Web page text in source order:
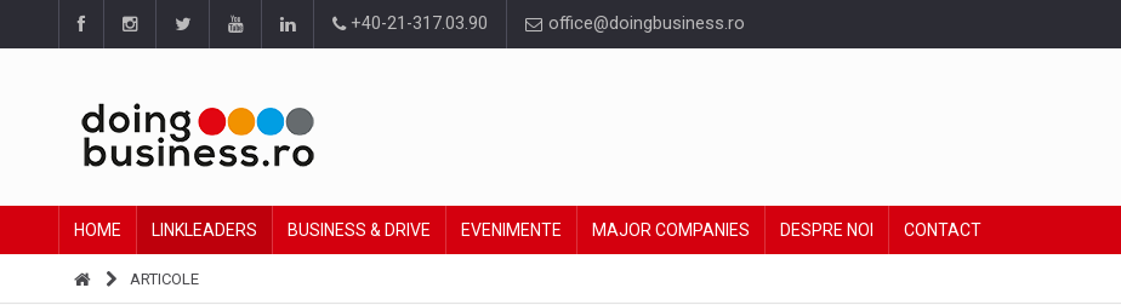
+40-21-317.03.90 office@doingbusiness.ro
HOME LINKLEADERS BUSINESS & DRIVE EVENIMENTE MAJOR COMPANIES DESPRE NOI CONTACT
ARTICOLE